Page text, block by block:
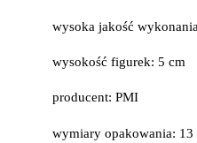
wysoka jakość
wysokość figurek: 5 cm
producent: PMI
wymiary opakowania: 13